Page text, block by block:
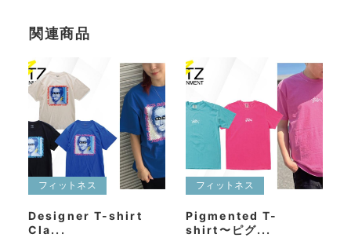
関連商品
フィットネス
Designer T-shirt
Cla...
フィットネス
Pigmented T-
shirt〜ピグ...